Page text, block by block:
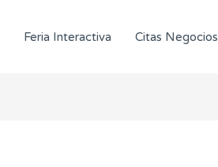
Feria Interactiva Citas Negocios